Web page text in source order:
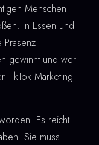
Menschen
In Essen und
Präsenz
gewinnt und wer
Marketing
Es reicht
Sie muss